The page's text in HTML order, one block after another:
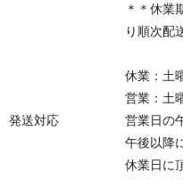
発送対応
＊＊休業
り順次配
休業：土
営業：土
営業日の
午後以降
休業日に